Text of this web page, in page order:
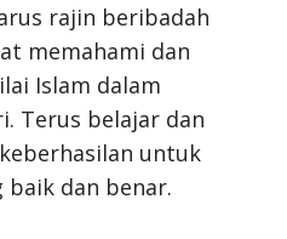
rajin beribadah
memahami dan
Islam dalam
Terus belajar dan
untuk
baik dan benar.